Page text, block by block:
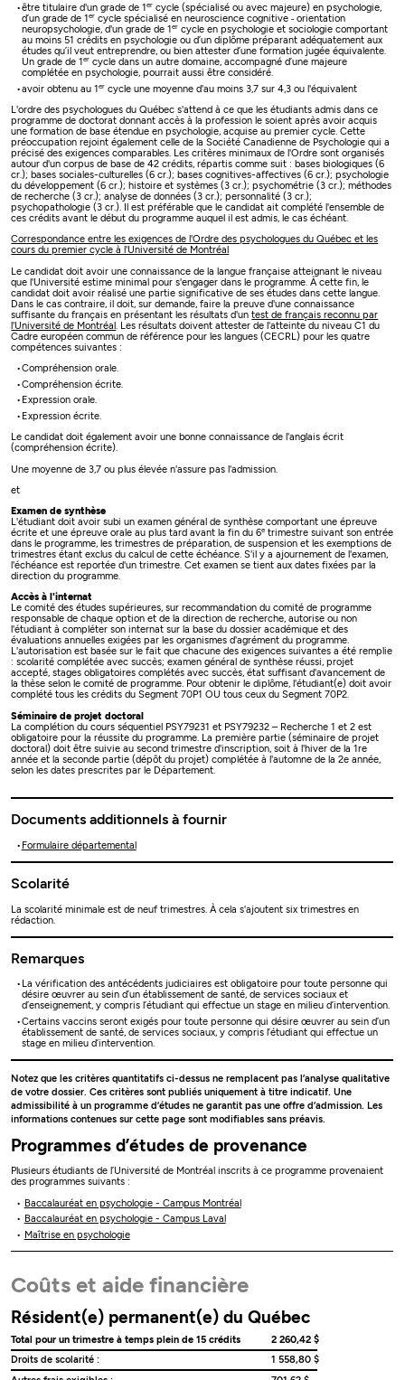
être titulaire d'un grade de 1ercycle (spécialisé ou avec majeure) en psychologie,
d’un grade de 1ercycle spécialisé en neuroscience cognitive ‐ orientation
neuropsychologie, d'un grade de 1ercycle en psychologie et sociologie comportant
au moins 51 crédits en psychologie ou d’un diplôme préparant adéquatement aux
études qu’il veut entreprendre, ou bien attester d’une formation jugée équivalente.
Un grade de 1ercycle dans un autre domaine, accompagné d’une majeure
complétée en psychologie, pourrait aussi être considéré.
avoir obtenu au 1ercycle une moyenne d'au moins 3,7 sur 4,3 ou l'équivalent
L'ordre des psychologues du Québec s'attend à ce que les étudiants admis dans ce
programme de doctorat donnant accès à la profession le soient après avoir acquis
une formation de base étendue en psychologie, acquise au premier cycle. Cette
préoccupation rejoint également celle de la Société Canadienne de Psychologie qui a
précisé des exigences comparables. Les critères minimaux de l'Ordre sont organisés
autour d'un corpus de base de 42 crédits, répartis comme suit : bases biologiques (6
cr.); bases sociales-culturelles (6 cr.); bases cognitives-affectives (6 cr.); psychologie
du développement (6 cr.); histoire et systèmes (3 cr.); psychométrie (3 cr.); méthodes
de recherche (3 cr.); analyse de données (3 cr.); personnalité (3 cr.);
psychopathologie (3 cr.). Il est préférable que le candidat ait complété l'ensemble de
ces crédits avant le début du programme auquel il est admis, le cas échéant.
Correspondance entre les exigences de l'Ordre des psychologues du Québec et les
cours du premier cycle à l'Université de Montréal
Le candidat doit avoir une connaissance de la langue française atteignant le niveau
que l'Université estime minimal pour s'engager dans le programme. À cette fin, le
candidat doit avoir réalisé une partie significative de ses études dans cette langue.
Dans le cas contraire, il doit, sur demande, faire la preuve d'une connaissance
suffisante du français en présentant les résultats d'untest de français reconnu par
l'Université de Montréal . Les résultats doivent attester de l'atteinte du niveau C1 du
Cadre européen commun de référence pour les langues (CECRL) pour les quatre
compétences suivantes :
Compréhension orale.
Compréhension écrite.
Expression orale.
Expression écrite.
Le candidat doit également avoir une bonne connaissance de l'anglais écrit
(compréhension écrite).
Une moyenne de 3,7 ou plus élevée n'assure pas l'admission.
et
Examen de synthèse
L'étudiant doit avoir subi un examen général de synthèse comportant une épreuve
écrite et une épreuve orale au plus tard avant la fin du 6e trimestre suivant son entrée
dans le programme, les trimestres de préparation, de suspension et les exemptions de
trimestres étant exclus du calcul de cette échéance. S'il y a ajournement de l'examen,
l'échéance est reportée d'un trimestre. Cet examen se tient aux dates fixées par la
direction du programme.
Accès à l'internat
Le comité des études supérieures, sur recommandation du comité de programme
responsable de chaque option et de la direction de recherche, autorise ou non
l'étudiant à compléter son internat sur la base du dossier académique et des
évaluations annuelles exigées par les organismes d'agrément du programme.
L'autorisation est basée sur le fait que chacune des exigences suivantes a été remplie
: scolarité complétée avec succès; examen général de synthèse réussi, projet
accepté, stages obligatoires complétés avec succès, état suffisant d'avancement de
la thèse selon le comité de programme. Pour obtenir le diplôme, l'étudiant(e) doit avoir
complété tous les crédits du Segment 70P1 OU tous ceux du Segment 70P2.
Séminaire de projet doctoral
La complétion du cours séquentiel PSY79231 et PSY79232 – Recherche 1 et 2 est
obligatoire pour la réussite du programme. La première partie (séminaire de projet
doctoral) doit être suivie au second trimestre d'inscription, soit à l'hiver de la 1re
année et la seconde partie (dépôt du projet) complétée à l'automne de la 2e année,
selon les dates prescrites par le Département.
Documents additionnels à fournir
Formulaire départemental
Scolarité
La scolarité minimale est de neuf trimestres. À cela s'ajoutent six trimestres en
rédaction.
Remarques
La vérification des antécédents judiciaires est obligatoire pour toute personne qui
désire œuvrer au sein d’un établissement de santé, de services sociaux et
d’enseignement, y compris l’étudiant qui effectue un stage en milieu d’intervention.
Certains vaccins seront exigés pour toute personne qui désire œuvrer au sein d’un
établissement de santé, de services sociaux, y compris l’étudiant qui effectue un
stage en milieu d’intervention.
Notez que les critères quantitatifs ci-dessus ne remplacent pas l’analyse qualitative
de votre dossier. Ces critères sont publiés uniquement à titre indicatif. Une
admissibilité à un programme d’études ne garantit pas une offre d’admission. Les
informations contenues sur cette page sont modifiables sans préavis.
Programmes d’études de provenance
Plusieurs étudiants de l’Université de Montréal inscrits à ce programme provenaient
des programmes suivants :
Baccalauréat en psychologie - Campus Montréal
Baccalauréat en psychologie - Campus Laval
Maîtrise en psychologie
Coûts et aide financière
Résident(e) permanent(e) du Québec
Total pour un trimestre à temps plein de 15 crédits
2 260,42 $
Droits de scolarité :
1 558,80 $